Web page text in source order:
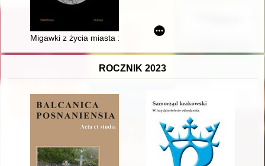
Migawki z życia miasta : Murowana Goślina na fotografiach z
ROCZNIK 2023